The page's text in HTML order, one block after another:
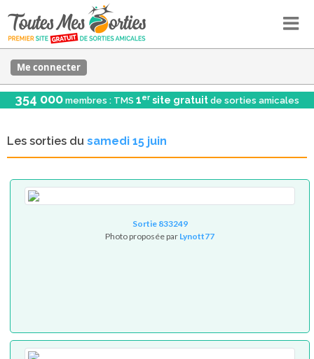
Me connecter
354 000 membres : TMS 1er site gratuit de sorties amicales
Les sorties du samedi 15 juin
Sortie 833249
Photo proposée par Lynott77